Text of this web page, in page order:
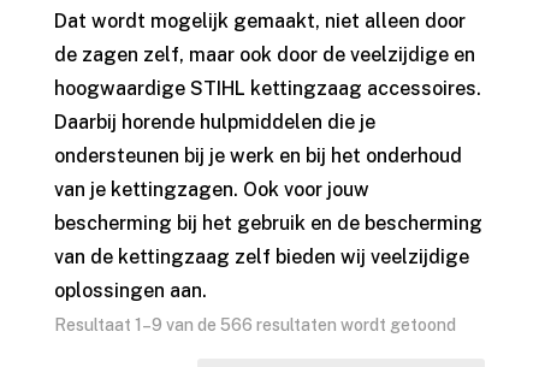
Dat wordt mogelijk gemaakt, niet alleen door
de zagen zelf, maar ook door de veelzijdige en
hoogwaardige STIHL kettingzaag accessoires.
Daarbij horende hulpmiddelen die je
ondersteunen bij je werk en bij het onderhoud
van je kettingzagen. Ook voor jouw
bescherming bij het gebruik en de bescherming
van de kettingzaag zelf bieden wij veelzijdige
oplossingen aan.
Resultaat 1–9 van de 566 resultaten wordt getoond